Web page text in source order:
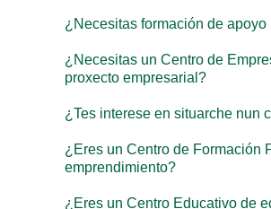
¿Necesitas formación de
¿Necesitas un Centro de
proxecto empresarial?
¿Tes interese en situarche nun
¿Eres un Centro de Formación
emprendimiento?
¿Eres un Centro Educativo de